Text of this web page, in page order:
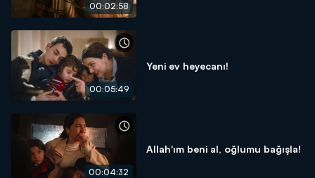
00:02:58
00:05:49
Yeni ev heyecanı!
00:04:32
Allah'ım beni al, oğlumu bağışla!